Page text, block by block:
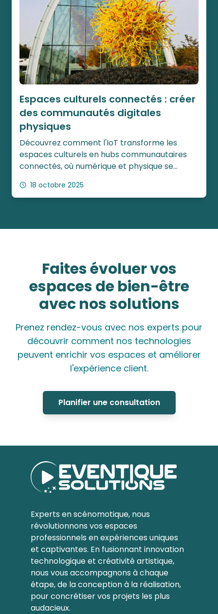
Espaces culturels connectés : créer
des communautés digitales
physiques
Découvrez comment l'IoT transforme les
espaces culturels en hubs communautaires
connectés, où numérique et physique se
durables et des expériences partagées
enrichissantes.
18 octobre 2025
Faites évoluer vos
espaces de bien-être
avec nos solutions
Prenez rendez-vous avec nos experts pour
découvrir comment nos technologies
peuvent enrichir vos espaces et améliorer
l'expérience client.
Planifier une consultation
Experts en scénomotique, nous
révolutionnons vos espaces
professionnels en expériences uniques
et captivantes. En fusionnant innovation
technologique et créativité artistique,
nous vous accompagnons à chaque
étape, de la conception à la réalisation,
pour concrétiser vos projets les plus
audacieux.